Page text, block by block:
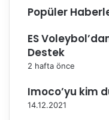
Popüler
ES
Destek
2 hafta önce
Imoco’yu kim
14.12.2021